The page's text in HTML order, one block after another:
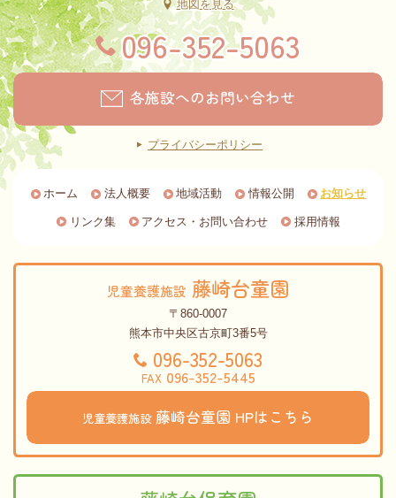
地図を見る
096-352-5063
各施設へのお問い合わせ
プライバシーポリシー
ホーム 法人概要 地域活動 情報公開 お知らせ
リンク集 アクセス・お問い合わせ 採用情報
児童養護施設 藤崎台童園
〒860-0007
熊本市中央区古京町3番5号
096-352-5063
FAX096-352-5445
児童養護施設藤崎台童園 HPはこちら